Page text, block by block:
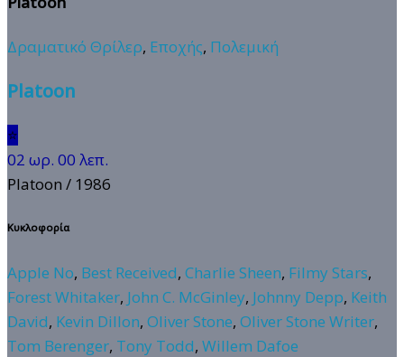
Δραματικό Θρίλερ, Εποχής, Πολεμική
Platoon
⭐
02 ωρ. 00 λεπ.
Platoon / 1986
Κυκλοφορία
Apple No, Best Received, Charlie Sheen, Filmy Stars,
Forest Whitaker, John C. McGinley, Johnny Depp, Keith
David, Kevin Dillon, Oliver Stone, Oliver Stone Writer,
Tom Berenger, Tony Todd, Willem Dafoe